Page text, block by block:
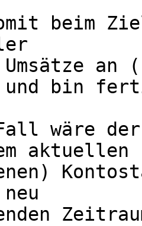
beim
an
und bin
wäre
aktuellen